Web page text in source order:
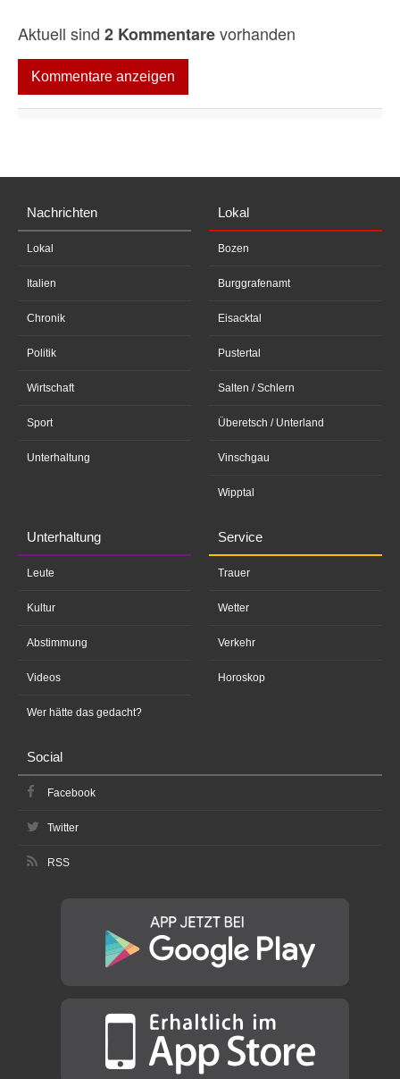
Aktuell sind 2 Kommentarevorhanden
Kommentare anzeigen
Nachrichten
Lokal
Italien
Chronik
Politik
Wirtschaft
Sport
Unterhaltung
Lokal
Bozen
Burggrafenamt
Eisacktal
Pustertal
Salten / Schlern
Überetsch / Unterland
Vinschgau
Wipptal
Unterhaltung
Leute
Kultur
Abstimmung
Videos
Wer hätte das gedacht?
Service
Trauer
Wetter
Verkehr
Horoskop
Social
Facebook
Twitter
RSS